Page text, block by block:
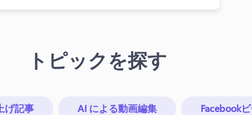
トピックを探す
げ記事 AI による動画編集 Facebook